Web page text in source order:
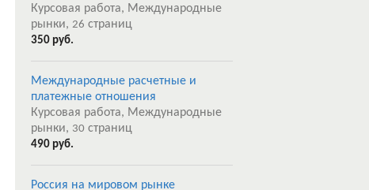
Курсовая работа, Международные
рынки, 26 страниц
350 руб.
Международные расчетные и
платежные отношения
Курсовая работа, Международные
рынки, 30 страниц
490 руб.
Россия на мировом рынке